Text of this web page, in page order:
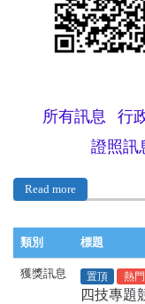
所有訊息 行
證照訊
Read more
類別 標題
獲獎訊息 置頂 熱門
四技專題